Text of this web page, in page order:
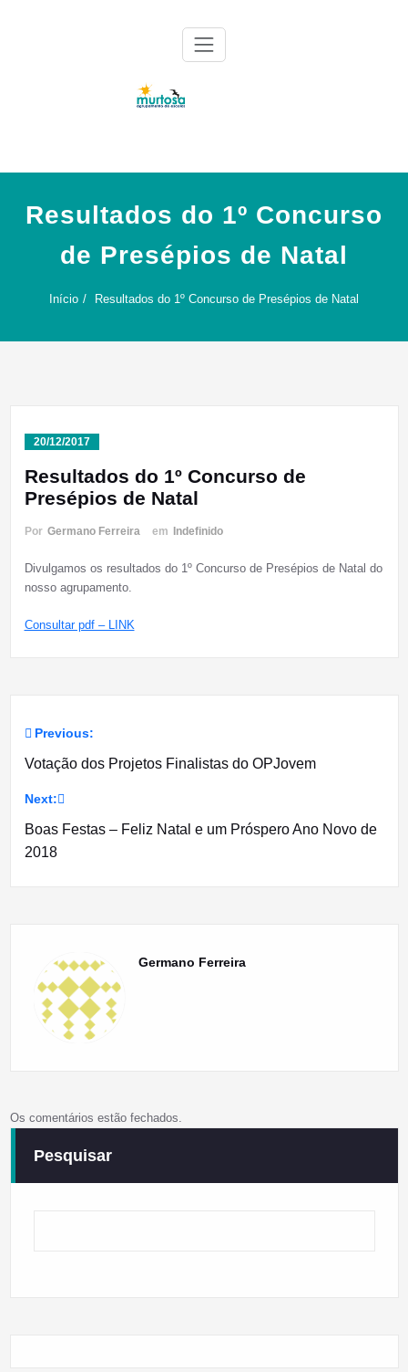
Resultados do 1º Concurso
de Presépios de Natal
Início Resultados do 1º Concurso de Presépios de Natal
20/12/2017
Resultados do 1º Concurso de
Presépios de Natal
Por Germano Ferreira em Indefinido
Divulgamos os resultados do 1º Concurso de Presépios de Natal do
nosso agrupamento.
Consultar pdf – LINK
Navegação
artigos
Previous:
Votação dos Projetos Finalistas do OPJovem
Next:
Boas Festas – Feliz Natal e um Próspero Ano Novo de
2018
Germano Ferreira
Os comentários estão fechados.
Pesquisar